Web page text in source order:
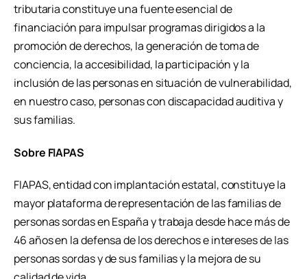
tributaria constituye una fuente esencial de
financiación para impulsar programas dirigidos a la
promoción de derechos, la generación de toma de
conciencia, la accesibilidad, la participación y la
inclusión de las personas en situación de vulnerabilidad,
en nuestro caso, personas con discapacidad auditiva y
sus familias.
Sobre FIAPAS
FIAPAS, entidad con implantación estatal, constituye la
mayor plataforma de representación de las familias de
personas sordas en España y trabaja desde hace más de
46 años en la defensa de los derechos e intereses de las
personas sordas y de sus familias y la mejora de su